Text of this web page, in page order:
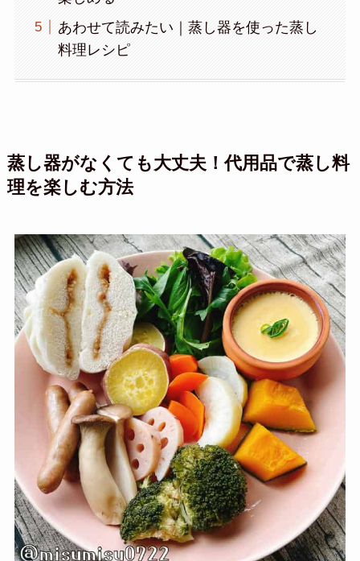
あわせて読みたい｜蒸し器を使った蒸し
料理レシピ
蒸し器がなくても大丈夫！代用品で蒸し料
理を楽しむ方法